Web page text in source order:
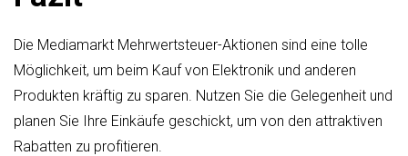
Die Mediamarkt Mehrwertsteuer-Aktionen sind eine tolle
Möglichkeit, um beim Kauf von Elektronik und anderen
Produkten kräftig zu sparen. Nutzen Sie die Gelegenheit und
planen Sie Ihre Einkäufe geschickt, um von den attraktiven
Rabatten zu profitieren.